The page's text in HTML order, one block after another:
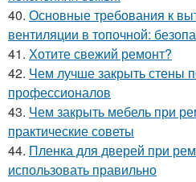
40. Основные требования к
вентиляции в топочной:
41. Хотите свежий ремонт?
42. Чем лучше закрыть стены
профессионалов
43. Чем закрыть мебель при
практические советы
44. Пленка для дверей при
использовать правильно